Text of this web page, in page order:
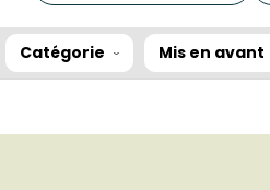
Catégorie Mis en avant